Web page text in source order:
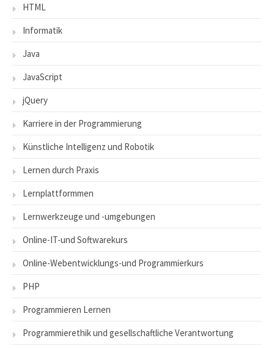
HTML
Informatik
Java
JavaScript
jQuery
Karriere in der Programmierung
Künstliche Intelligenz und Robotik
Lernen durch Praxis
Lernplattformmen
Lernwerkzeuge und -umgebungen
Online-IT-und Softwarekurs
Online-Webentwicklungs-und Programmierkurs
PHP
Programmieren Lernen
Programmierethik und gesellschaftliche Verantwortung